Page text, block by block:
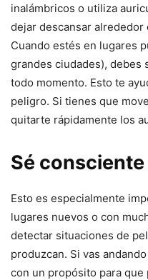
inalámbricos o utiliza
dejar descansar
Cuando estés en lugares
grandes ciudades), debes
todo momento. Esto te
peligro. Si tienes que
quitarte rápidamente los
Sé
Esto es especialmente
lugares nuevos o con
detectar situaciones de
produzcan. Si vas
con un propósito para que